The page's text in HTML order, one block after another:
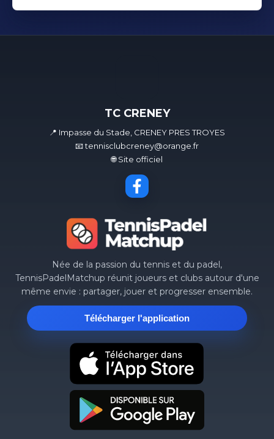
TC CRENEY
📍 Impasse du Stade, CRENEY PRES TROYES
📧 tennisclubcreney@orange.fr
🌐 Site officiel
Née de la passion du tennis et du padel,
TennisPadelMatchup réunit joueurs et clubs autour d'une
même envie : partager, jouer et progresser ensemble.
Télécharger l'application